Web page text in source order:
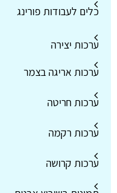
כלים לעבודות פורינג
ערכות יצירה
ערכות אריגה בצמר
ערכות חריטה
ערכות רקמה
ערכות קרושה